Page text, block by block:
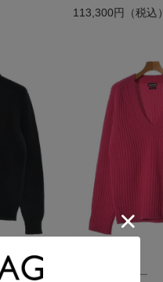
113,300円（税込）
ニット・セーター